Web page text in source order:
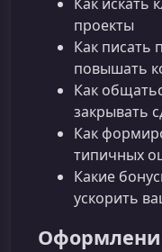
проекты
Как писать
повышать
Как
закрывать
Как
типичных
Какие
ускорить